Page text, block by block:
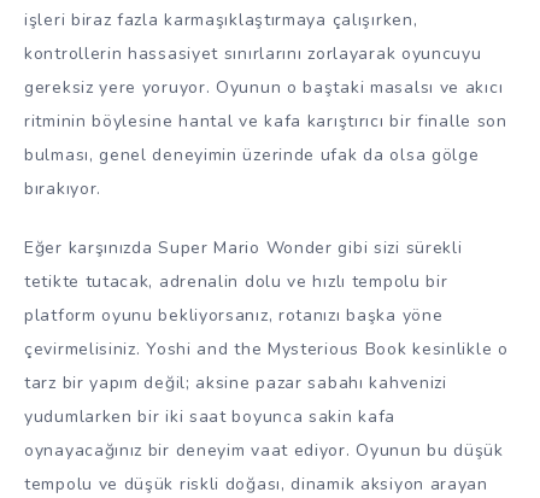
işleri biraz fazla karmaşıklaştırmaya çalışırken,
kontrollerin hassasiyet sınırlarını zorlayarak oyuncuyu
gereksiz yere yoruyor. Oyunun o baştaki masalsı ve akıcı
ritminin böylesine hantal ve kafa karıştırıcı bir finalle son
bulması, genel deneyimin üzerinde ufak da olsa gölge
bırakıyor.
Eğer karşınızda Super Mario Wonder gibi sizi sürekli
tetikte tutacak, adrenalin dolu ve hızlı tempolu bir
platform oyunu bekliyorsanız, rotanızı başka yöne
çevirmelisiniz. Yoshi and the Mysterious Book kesinlikle o
tarz bir yapım değil; aksine pazar sabahı kahvenizi
yudumlarken bir iki saat boyunca sakin kafa
oynayacağınız bir deneyim vaat ediyor. Oyunun bu düşük
tempolu ve düşük riskli doğası, dinamik aksiyon arayan